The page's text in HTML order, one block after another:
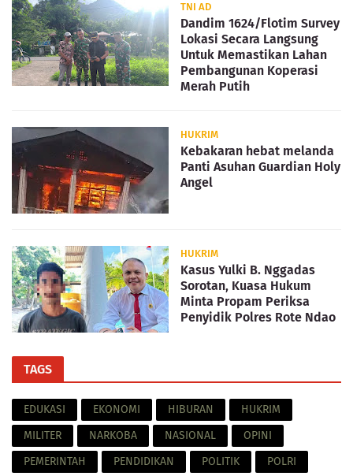
TNI AD
Dandim 1624/Flotim Survey
Lokasi Secara Langsung
Untuk Memastikan Lahan
Pembangunan Koperasi
Merah Putih
HUKRIM
Kebakaran hebat melanda
Panti Asuhan Guardian Holy
Angel
HUKRIM
Kasus Yulki B. Nggadas
Sorotan, Kuasa Hukum
Minta Propam Periksa
Penyidik Polres Rote Ndao
TAGS
EDUKASI EKONOMI HIBURAN
HUKRIM
MILITER
NARKOBA NASIONAL
OPINI
PEMERINTAH
PENDIDIKAN POLITIK POLRI